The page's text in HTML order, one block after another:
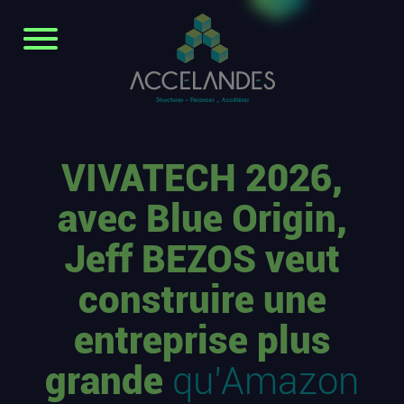
VIVATECH 2026,
avec Blue Origin,
Jeff BEZOS veut
construire une
entreprise plus
grande qu’Amazon